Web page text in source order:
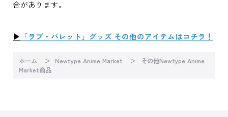
合があります。
▶ 「ラブ・バレット」グッズ その他のアイテムはコチラ！
ホーム Newtype Anime Market
その他Newtype Anime
Market商品